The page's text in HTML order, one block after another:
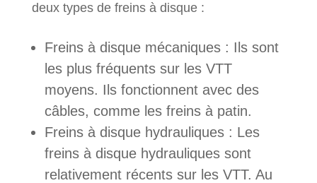
deux types de freins à disque :
Freins à disque mécaniques : Ils sont
les plus fréquents sur les VTT
moyens. Ils fonctionnent avec des
câbles, comme les freins à patin.
Freins à disque hydrauliques : Les
freins à disque hydrauliques sont
relativement récents sur les VTT. Au